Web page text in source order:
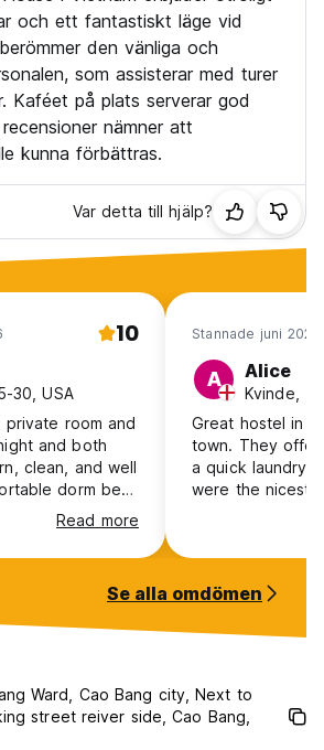
och ett fantastiskt läge vid
den vänliga och
som assisterar med turer
Kaféet på plats serverar god
nämner att
kunna förbättras.
Var detta till hjälp?
10
30, USA
room and
and both
clean, and well
dorm bed
Read more
Stannade juni 2026
A Alice
Kvinde,
Great hostel in
town. They
a quick laundry
were the nicest
recommend
Se alla omdömen
Ward, Cao Bang city, Next to
street reiver side, Cao Bang,